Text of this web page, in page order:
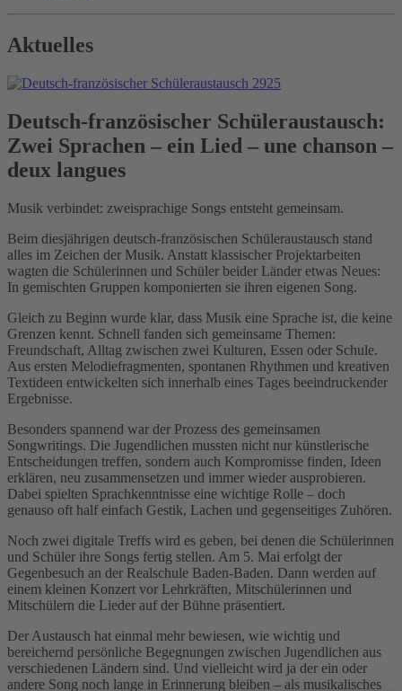
Aktuelles
Deutsch-französischer Schüleraustausch:
Zwei Sprachen – ein Lied – une chanson –
deux langues
Musik verbindet: zweisprachige Songs entsteht gemeinsam.
Beim diesjährigen deutsch-französischen Schüleraustausch stand
alles im Zeichen der Musik. Anstatt klassischer Projektarbeiten
wagten die Schülerinnen und Schüler beider Länder etwas Neues:
In gemischten Gruppen komponierten sie ihren eigenen Song.
Gleich zu Beginn wurde klar, dass Musik eine Sprache ist, die keine
Grenzen kennt. Schnell fanden sich gemeinsame Themen:
Freundschaft, Alltag zwischen zwei Kulturen, Essen oder Schule.
Aus ersten Melodiefragmenten, spontanen Rhythmen und kreativen
Textideen entwickelten sich innerhalb eines Tages beeindruckender
Ergebnisse.
Besonders spannend war der Prozess des gemeinsamen
Songwritings. Die Jugendlichen mussten nicht nur künstlerische
Entscheidungen treffen, sondern auch Kompromisse finden, Ideen
erklären, neu zusammensetzen und immer wieder ausprobieren.
Dabei spielten Sprachkenntnisse eine wichtige Rolle – doch
genauso oft half einfach Gestik, Lachen und gegenseitiges Zuhören.
Noch zwei digitale Treffs wird es geben, bei denen die Schülerinnen
und Schüler ihre Songs fertig stellen. Am 5. Mai erfolgt der
Gegenbesuch an der Realschule Baden-Baden. Dann werden auf
einem kleinen Konzert vor Lehrkräften, Mitschülerinnen und
Mitschülern die Lieder auf der Bühne präsentiert.
Der Austausch hat einmal mehr bewiesen, wie wichtig und
bereichernd persönliche Begegnungen zwischen Jugendlichen aus
verschiedenen Ländern sind. Und vielleicht wird ja der ein oder
andere Song noch lange in Erinnerung bleiben – als musikalisches